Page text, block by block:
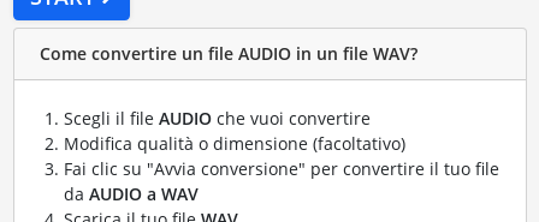
Come convertire un file AUDIO in un file WAV?
Scegli il file AUDIOche vuoi convertire
Modifica qualità o dimensione (facoltativo)
Fai clic su "Avvia conversione" per convertire il tuo file
da AUDIO a WAV